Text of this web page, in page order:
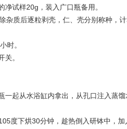
试样20g，装入广口瓶备用。
质后逐粒剥壳，仁、壳分别称种，
时。
。
起从水浴缸内拿出，从孔口注入蒸
度下烘30分钟，趁热倒入研钵中，